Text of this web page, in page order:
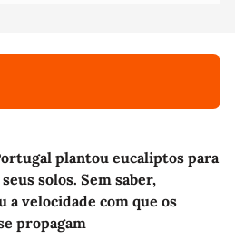
plantou eucaliptos para
solos. Sem saber,
velocidade com que os
propagam